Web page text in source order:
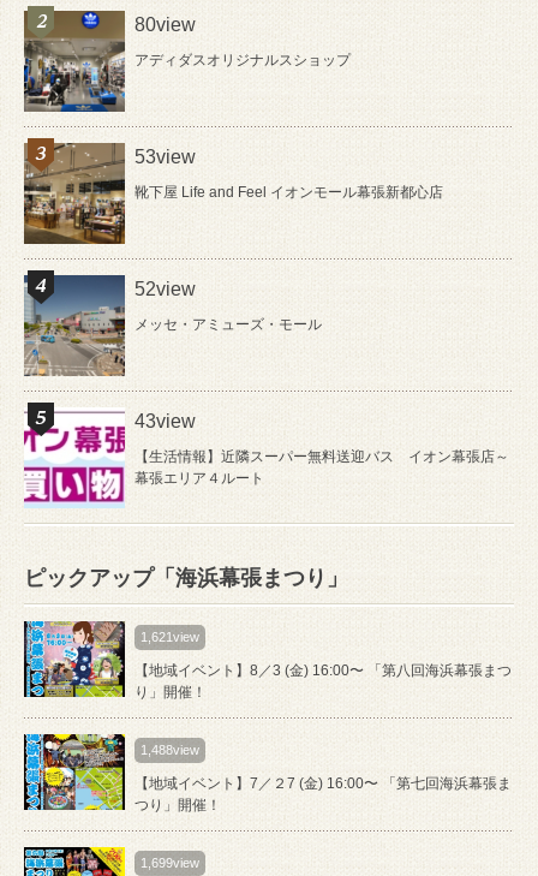
80view
アディダスオリジナルスショップ
53view
靴下屋 Life and Feel イオンモール幕張新都心店
52view
メッセ・アミューズ・モール
43view
【生活情報】近隣スーパー無料送迎バス イオン幕張店～
幕張エリア４ルート
ピックアップ「海浜幕張まつり」
1,621view
【地域イベント】8／3 (金) 16:00〜 「第八回海浜幕張まつ
り」開催！
1,488view
【地域イベント】7／２7 (金) 16:00〜 「第七回海浜幕張ま
つり」開催！
1,699view